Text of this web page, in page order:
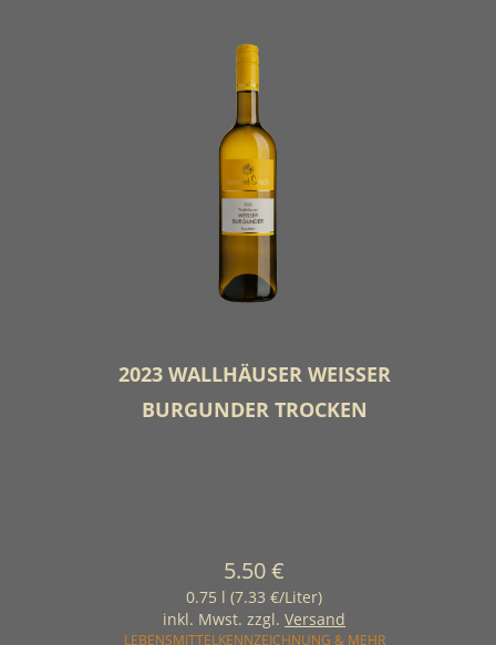
2023 WALLHÄUSER WEISSER B
URGUNDER TROCKEN
5.50 €
0.75 l (7.33 €/Liter)
inkl. Mwst. zzgl.Versand
LEBENSMITTELKENNZEICHNUNG & MEHR